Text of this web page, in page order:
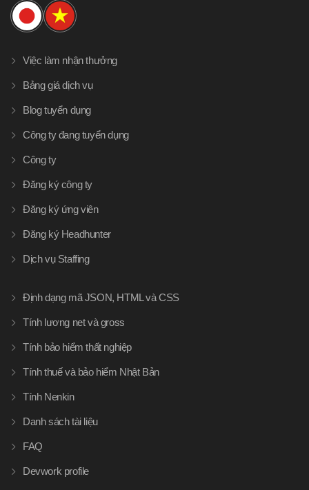
Việc làm nhận thưởng
Bảng giá dịch vụ
Blog tuyển dụng
Công ty đang tuyển dụng
Công ty
Đăng ký công ty
Đăng ký ứng viên
Đăng ký Headhunter
Dịch vụ Staffing
Định dạng mã JSON, HTML và CSS
Tính lương net và gross
Tính bảo hiểm thất nghiệp
Tính thuế và bảo hiểm Nhật Bản
Tính Nenkin
Danh sách tài liệu
FAQ
Devwork profile